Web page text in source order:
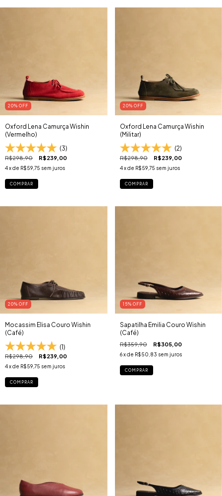
20% OFF
Oxford Lena Camurça Wishin
(Vermelho)
(3)
R$298,90 R$239,00
4x de R$59,75 sem juros
COMPRAR
20% OFF
Oxford Lena Camurça Wishin
(Militar)
(2)
R$298,90 R$239,00
4 x de R$59,75 sem juros
COMPRAR
20% OFF
Mocassim Elisa Couro Wishin
(Café)
(1)
R$298,90 R$239,00
4x de R$59,75 sem juros
COMPRAR
15% OFF
Sapatilha Emilia Couro Wishin
(Café)
R$359,90 R$305,00
6 x de R$50,83 sem juros
COMPRAR